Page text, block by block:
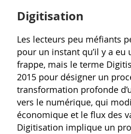
Digitisation
Les lecteurs peu méfiants
pour un instant qu’il y a eu
frappe, mais le terme
2015 pour désigner un
transformation profonde
vers le numérique, qui
économique et le flux des
Digitisation implique un